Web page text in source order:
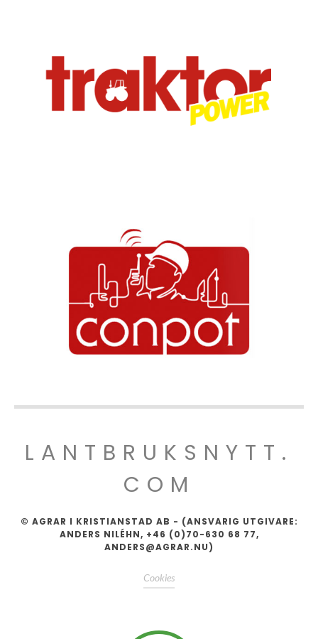
LANTBRUKSNYTT.
COM
© AGRAR I KRISTIANSTAD AB - (ANSVARIG UTGIVARE:
ANDERS NILÉHN, +46 (0)70-630 68 77,
ANDERS@AGRAR.NU)
Cookies